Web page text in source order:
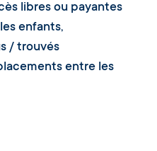
libres ou payantes
enfants,
/ trouvés
entre les